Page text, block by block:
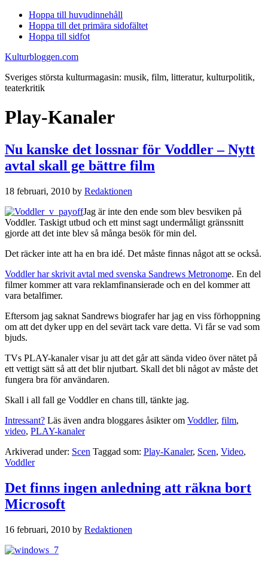
Hoppa till huvudinnehåll
Hoppa till det primära sidofältet
Hoppa till sidfot
Kulturbloggen.com
Sveriges största kulturmagasin: musik, film, litteratur, kulturpolitik,
teaterkritik
Play-Kanaler
Nu kanske det lossnar för Voddler – Nytt
avtal skall ge bättre film
18 februari, 2010 by Redaktionen
Jag är inte den ende som blev besviken på
Voddler. Taskigt utbud och ett minst sagt undermåligt gränssnitt
gjorde att det inte blev så många besök för min del.
Det räcker inte att ha en bra idé. Det måste finnas något att se också.
Voddler har skrivit avtal med svenska Sandrews Metronome. En del
filmer kommer att vara reklamfinansierade och en del kommer att
vara betalfimer.
Eftersom jag saknat Sandrews biografer har jag en viss förhoppning
om att det dyker upp en del sevärt tack vare detta. Vi får se vad som
bjuds.
TVs PLAY-kanaler visar ju att det går att sända video över nätet på
ett vettigt sätt så att det blir njutbart. Skall det bli något av måste det
fungera bra för användaren.
Skall i all fall ge Voddler en chans till, tänkte jag.
Intressant? Läs även andra bloggares åsikter om Voddler, film,
video, PLAY-kanaler
Arkiverad under: Scen Taggad som: Play-Kanaler, Scen, Video,
Voddler
Det finns ingen anledning att räkna bort
Microsoft
16 februari, 2010 by Redaktionen